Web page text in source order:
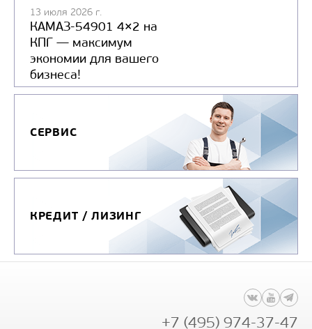
13 июля 2026 г.
КАМАЗ-54901 4×2 на
КПГ — максимум
экономии для вашего
бизнеса!
СЕРВИС
КРЕДИТ / ЛИЗИНГ
+7 (495) 974-37-47